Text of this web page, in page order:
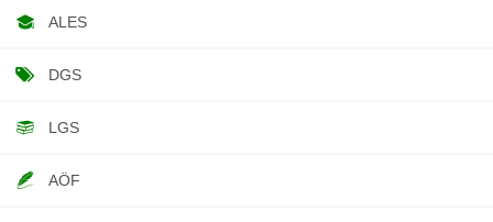
ALES
DGS
LGS
AÖF